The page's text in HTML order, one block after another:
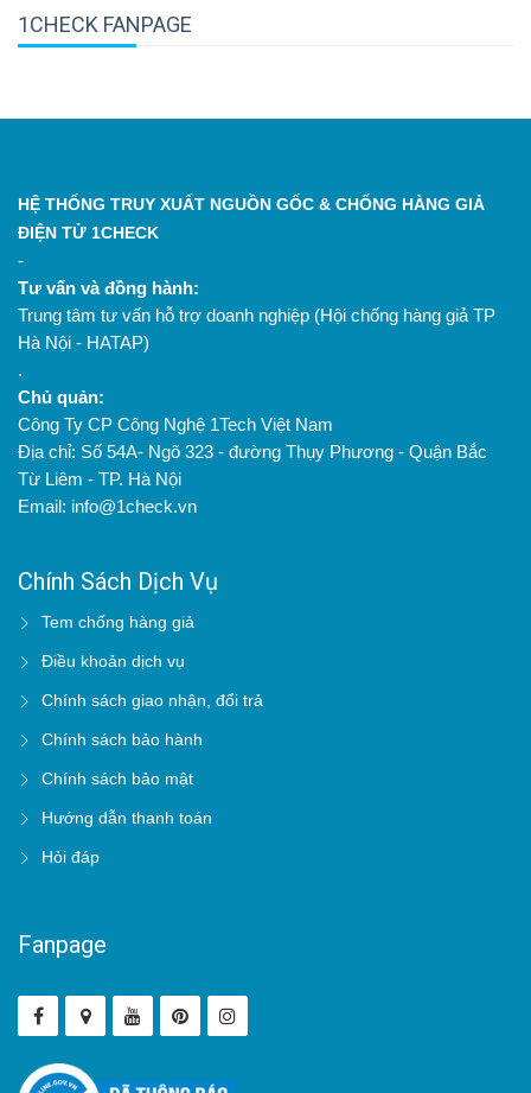
1CHECK FANPAGE
HỆ THỐNG TRUY XUẤT NGUỒN GỐC & CHỐNG HÀNG GIẢ
ĐIỆN TỬ 1CHECK
-
Tư vấn và đồng hành:
Trung tâm tư vấn hỗ trợ doanh nghiệp (Hội chống hàng giả TP
Hà Nội - HATAP)
.
Chủ quản:
Công Ty CP Công Nghệ 1Tech Việt Nam
Địa chỉ: Số 54A- Ngõ 323 - đường Thụy Phương - Quận Bắc
Từ Liêm - TP. Hà Nội
Email: info@1check.vn
Chính Sách Dịch Vụ
Tem chống hàng giả
Điều khoản dịch vụ
Chính sách giao nhận, đổi trả
Chính sách bảo hành
Chính sách bảo mật
Hướng dẫn thanh toán
Hỏi đáp
Fanpage